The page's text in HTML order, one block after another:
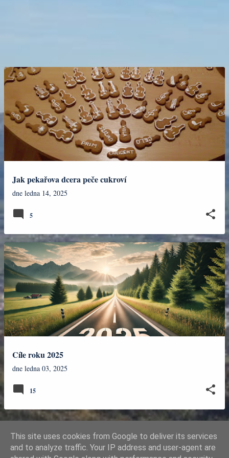
Jak pekařova dcera peče cukroví
dne ledna 14, 2025
5
Cíle roku 2025
dne ledna 03, 2025
15
DALŠÍ PŘÍSPĚVKY
This site uses cookies from Google to deliver its services
and to analyze traffic. Your IP address and user-agent are